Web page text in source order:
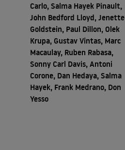
Carlo, Salma Hayek Pinault,
John Bedford Lloyd, Jenette
Goldstein, Paul Dillon, Olek
Krupa, Gustav Vintas, Marc
Macaulay, Ruben Rabasa,
Sonny Carl Davis, Antoni
Corone, Dan Hedaya, Salma
Hayek, Frank Medrano, Don
Yesso